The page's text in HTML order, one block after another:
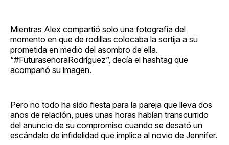
Mientras Alex compartió solo una fotografía del
momento en que de rodillas colocaba la sortija a su
prometida en medio del asombro de ella.
“#FuturaseñoraRodríguez”, decía el hashtag que
acompañó su imagen.
Pero no todo ha sido fiesta para la pareja que lleva dos
años de relación, pues unas horas habían transcurrido
del anuncio de su compromiso cuando se desató un
escándalo de infidelidad que implica al novio de Jennifer.